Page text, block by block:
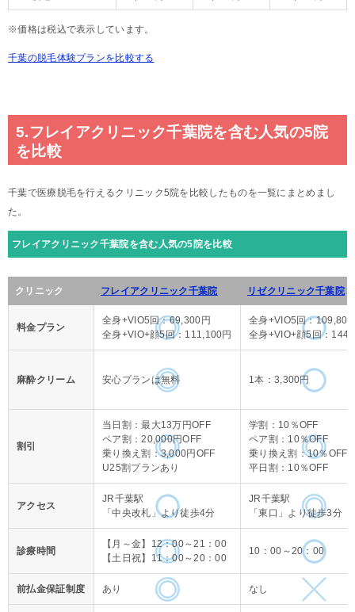
※価格は税込で表示しています。
千葉の脱毛体験プランを比較する
5.フレイアクリニック千葉院を含む人気の5院
を比較
千葉で医療脱毛を行えるクリニック5院を比較したものを一覧にまとめまし
た。
フレイアクリニック千葉院を含む人気の5院を比較
クリニック フレイアクリニック千葉院 リゼクリニック千葉院
料金プラン
全身+VIO5回：69,300円
全身+VIO+顔5回：111,100円
全身+VIO5回：109,800
全身+VIO+顔5回：
麻酔クリーム 安心プランは無料 1本：3,300円
割引
当日割：最大13万円OFF
ペア割：20,000円OFF
乗り換え割：3,000円OFF
U25割プランあり
学割：10％OFF
ペア割：10％OFF
乗り換え割：10％OFF
平日割：10％OFF
アクセス
JR千葉駅
「中央改札」より徒歩4分
JR千葉駅
「東口」より徒歩3分
診療時間
【月～金】12：00～21：00
【土日祝】11：00～20：00
10：00～20：00
前払金保証制度 あり なし